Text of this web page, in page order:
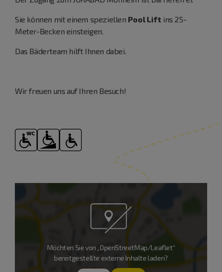
Sie können mit einem speziellen Pool Lift ins 25-
Meter-Becken einsteigen.
Das Bäderteam hilft Ihnen dabei.
Wir freuen uns auf Ihren Besuch!
Möchten Sie von „OpenStreetMap/Leaflet“
bereitgestellte externe Inhalte laden?